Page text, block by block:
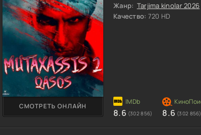
Жанр: Tarjima kinolar 2026
Качество: 720 HD
СМОТРЕТЬ ОНЛАЙН
8.6 (302 856) 8.6 (302 856)